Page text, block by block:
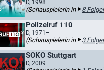
D, 1998–
(Schauspielerin in 8
Polizeiruf 110
D, 1971–
(Schauspielerin in 3
SOKO Stuttgart
D, 2009–